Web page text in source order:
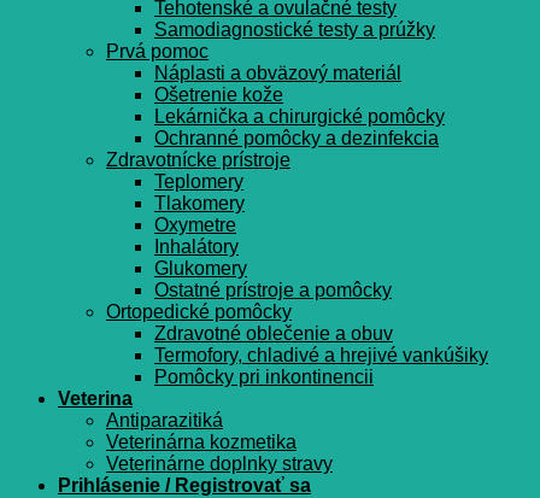
Tehotenské a ovulačné testy
Samodiagnostické testy a prúžky
Prvá pomoc
Náplasti a obväzový materiál
Ošetrenie kože
Lekárnička a chirurgické pomôcky
Ochranné pomôcky a dezinfekcia
Zdravotnícke prístroje
Teplomery
Tlakomery
Oxymetre
Inhalátory
Glukomery
Ostatné prístroje a pomôcky
Ortopedické pomôcky
Zdravotné oblečenie a obuv
Termofory, chladivé a hrejivé vankúšiky
Pomôcky pri inkontinencii
Veterina
Antiparazitiká
Veterinárna kozmetika
Veterinárne doplnky stravy
Prihlásenie / Registrovať sa